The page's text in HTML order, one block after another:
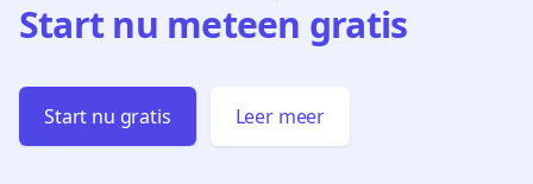
Start nu meteen gratis
Start nu gratis Leer meer